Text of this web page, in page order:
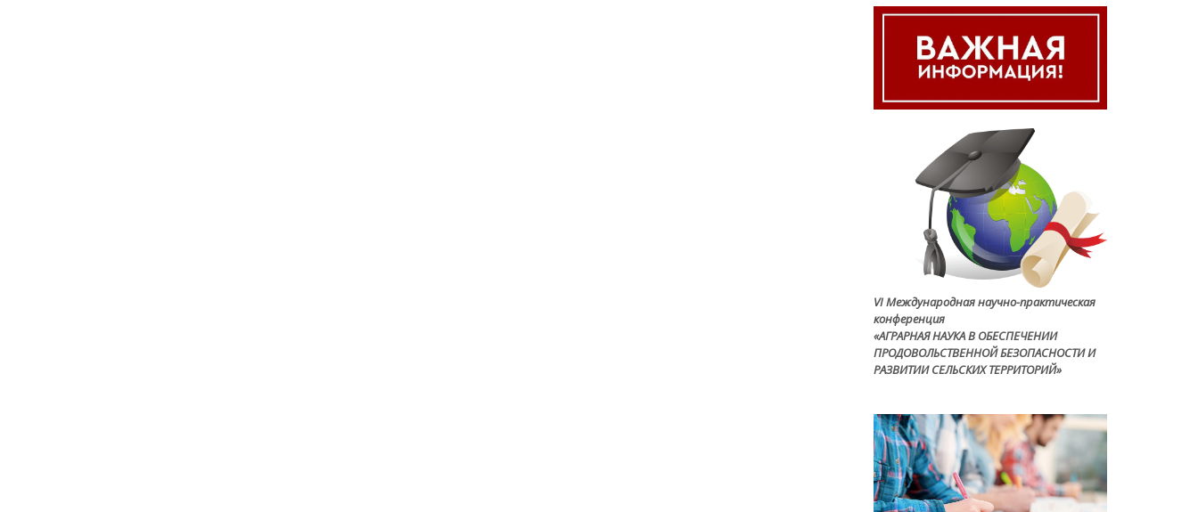
VI Международная научно-практическая
конференция
«АГРАРНАЯ НАУКА В ОБЕСПЕЧЕНИИ
ПРОДОВОЛЬСТВЕННОЙ БЕЗОПАСНОСТИ И
РАЗВИТИИ СЕЛЬСКИХ ТЕРРИТОРИЙ»